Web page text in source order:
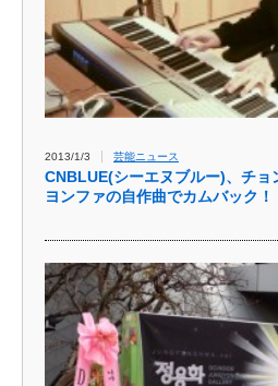
2013/1/3 芸能ニュース
CNBLUE(シーエヌブルー)、チョ
ヨンファの自作曲でカムバック！